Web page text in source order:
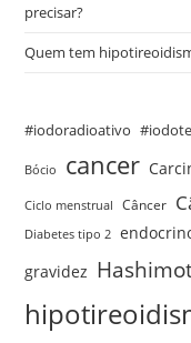
precisar?
Quem tem
#iodoradioativo
Bócio cancer
Ciclo menstrual Câncer
Diabetes tipo 2
gravidez